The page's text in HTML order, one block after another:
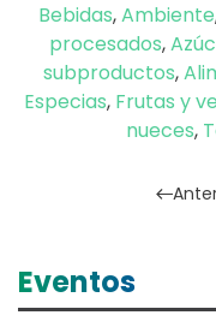
Bebidas,Ambiente
procesados,
subproductos,
Especias, Frutas y
nueces,
Eventos